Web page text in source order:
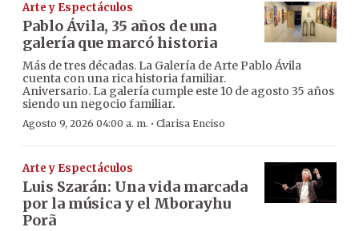
Arte y Espectáculos
Pablo Ávila, 35 años de una
galería que marcó historia
Más de tres décadas. La Galería de Arte Pablo Ávila
cuenta con una rica historia familiar.
Aniversario. La galería cumple este 10 de agosto 35 años
siendo un negocio familiar.
Agosto 9, 2026 04:00 a. m. · Clarisa Enciso
Arte y Espectáculos
Luis Szarán: Una vida marcada
por la música y el Mborayhu
Porã